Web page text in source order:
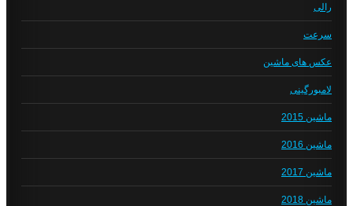
رالی
سرعت
عکس های ماشین
لامبورگینی
ماشین 2015
ماشین 2016
ماشین 2017
ماشین 2018